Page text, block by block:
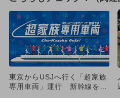
東京からUSJへ行く「超家族
専用車両」運行 新幹線を一